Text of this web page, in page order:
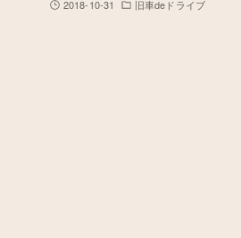
2018-10-31 旧車deドライブ